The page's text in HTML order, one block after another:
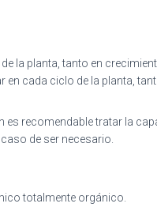
la planta, tanto en
en cada ciclo de la planta,
es recomendable tratar la
de ser necesario.
totalmente orgánico.